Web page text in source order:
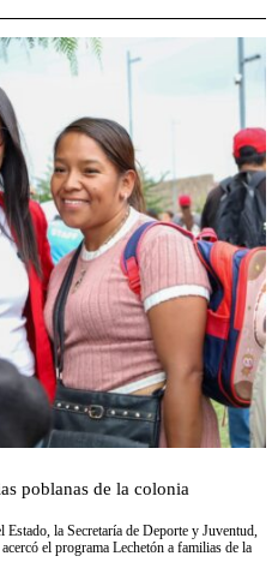
poblanas de la colonia
la Secretaría de Deporte y Juventud,
el programa Lechetón a familias de la